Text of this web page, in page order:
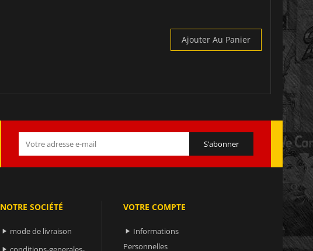
Ajouter Au Panier
NOTRE SOCIÉTÉ
 mode de livraison
VOTRE COMPTE
 Informations
Personnelles